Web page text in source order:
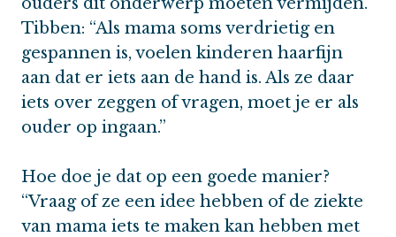
Tibben: “Als mama soms verdrietig en
gespannen is, voelen kinderen haarfijn
aan dat er iets aan de hand is. Als ze daar
iets over zeggen of vragen, moet je er als
ouder op ingaan.”
Hoe doe je dat op een goede manier?
“Vraag of ze een idee hebben of de ziekte
van mama iets te maken kan hebben met